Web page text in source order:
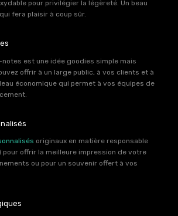
pour privilégier la légèreté. Un beau
fera plaisir à coup sûr.
notes est une idée goodies simple mais
offrir à un large public, à vos clients et à
économique qui permet à vos équipes de
originaux en matière responsable
pour offrir la meilleure impression de votre
ou pour un souvenir offert à vos